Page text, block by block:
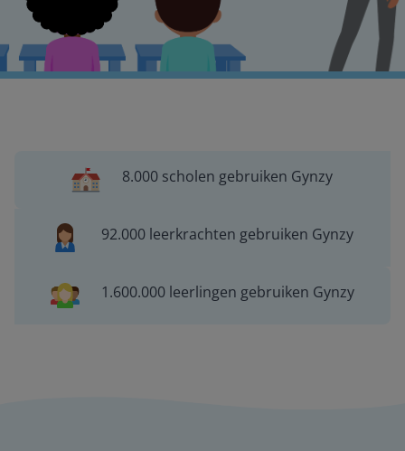
8.000 scholen gebruiken Gynzy
92.000 leerkrachten gebruiken Gynzy
1.600.000 leerlingen gebruiken Gynzy